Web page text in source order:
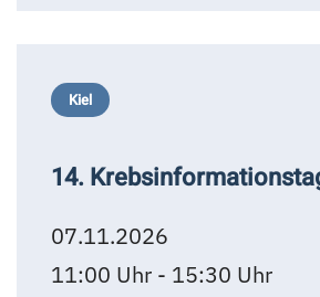
Kiel
14.
07.11.2026
11:00 Uhr - 15:30 Uhr